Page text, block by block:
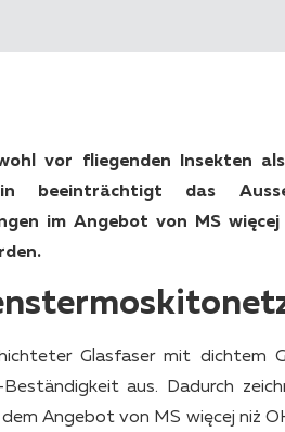
vor fliegenden Insekten
beeinträchtigt das
im Angebot von MS więcej
Glasfaser mit dichtem
aus. Dadurch
Angebot von MS więcej niż